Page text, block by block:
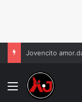
Jovencito
Menu